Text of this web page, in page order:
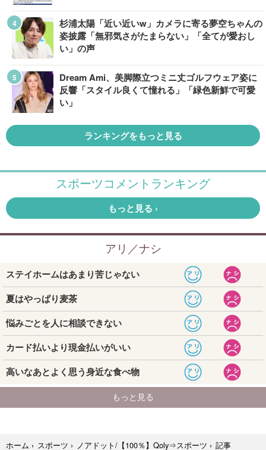
杉浦太陽「近い近いw」カメラに寄る夢空ちゃんの
姿披露「無邪気さがたまらない」「全てが愛おし
い」の声
Dream Ami、美脚際立つミニ丈ゴルフウェア姿に
反響「スタイル良くて憧れる」「緑色新鮮で可愛
い」
ランキングをもっと見る
ホーム › スポーツ › ノアドット/【100％】Qoly⇒スポーツ › 記事